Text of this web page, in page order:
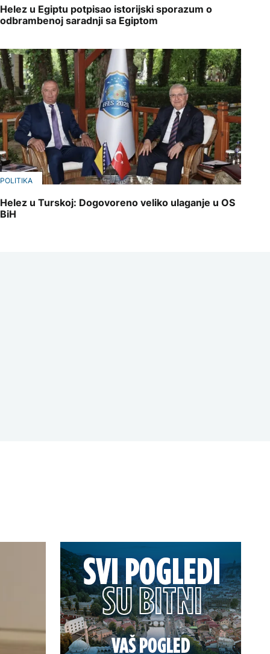
Helez u Egiptu potpisao istorijski sporazum o
odbrambenoj saradnji sa Egiptom
POLITIKA
Helez u Turskoj: Dogovoreno veliko ulaganje u OS
BiH